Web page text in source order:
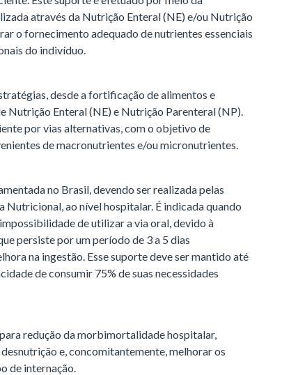
através da Nutrição Enteral (NE) e/ou Nutrição
o fornecimento adequado de nutrientes essenciais
do indivíduo.
desde a fortificação de alimentos e
Nutrição Enteral (NE) e Nutrição Parenteral (NP).
por vias alternativas, com o objetivo de
de macronutrientes e/ou micronutrientes.
no Brasil, devendo ser realizada pelas
ao nível hospitalar. É indicada quando
de utilizar a via oral, devido à
persiste por um período de 3 a 5 dias
na ingestão. Esse suporte deve ser mantido até
de consumir 75% de suas necessidades
redução da morbimortalidade hospitalar,
e, concomitantemente, melhorar os
de internação.